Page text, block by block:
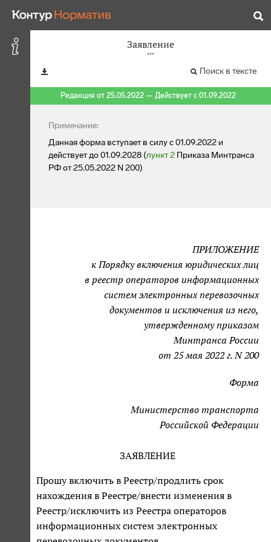
Заявление
Поиск в тексте
Редакция от 25.05.2022 — Действует с 01.09.2022
Примечание:
Данная форма вступает в силу с 01.09.2022 и
действует до 01.09.2028 (пункт 2 Приказа Минтранса
РФ от 25.05.2022 N 200)
ПРИЛОЖЕНИЕ
к Порядку включения юридических лиц
в реестр операторов информационных
систем электронных перевозочных
документов и исключения из него,
утвержденному приказом
Минтранса России
от 25 мая 2022 г. N 200
Форма
Министерство транспорта
Российской Федерации
ЗАЯВЛЕНИЕ
Прошу включить в Реестр/продлить срок
нахождения в Реестре/внести изменения в
Реестр/исключить из Реестра операторов
информационных систем электронных